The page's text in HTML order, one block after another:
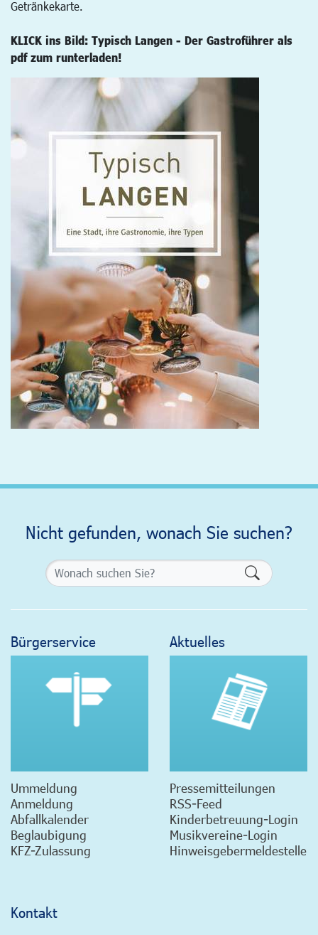
Getränkekarte.
KLICK ins Bild: Typisch Langen - Der Gastroführer als
pdf zum runterladen!
Nicht gefunden, wonach Sie suchen?
Bürgerservice
Ummeldung
Anmeldung
Abfallkalender
Beglaubigung
KFZ-Zulassung
Aktuelles
Pressemitteilungen
RSS-Feed
Kinderbetreuung-Login
Musikvereine-Login
Hinweisgebermeldestelle
Kontakt